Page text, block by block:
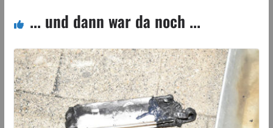
... und dann war da noch ...